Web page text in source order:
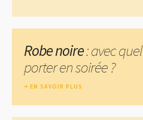
Robe noire: avec
porter en soirée ?
EN SAVOIR PLUS